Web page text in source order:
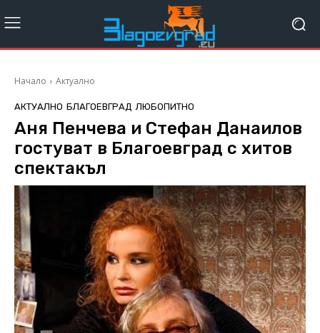
Начало Актуално
АКТУАЛНО БЛАГОЕВГРАД ЛЮБОПИТНО
Аня Пенчева и Стефан Данаилов
гостуват в Благоевград с хитов
спектакъл